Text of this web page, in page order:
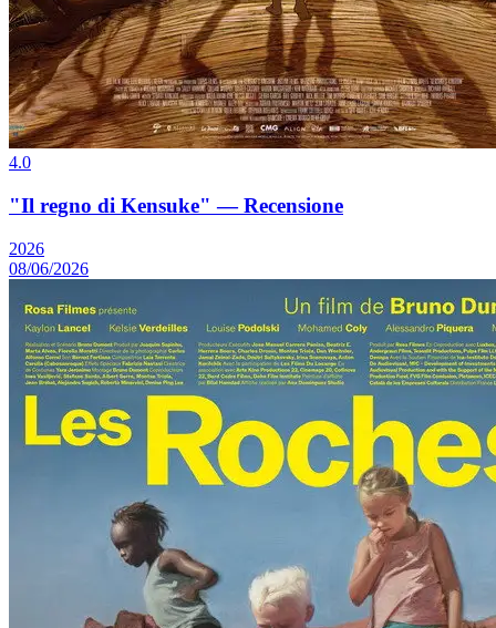
4.0
"Il regno di Kensuke" — Recensione
2026
08/06/2026